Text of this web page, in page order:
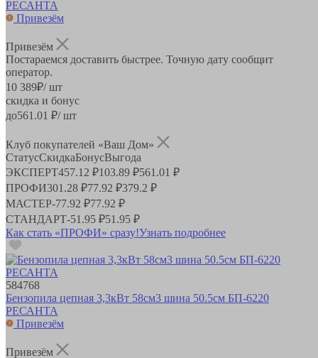
РЕСАНТА
Привезём
Привезём
Постараемся доставить быстрее. Точную дату сообщит
оператор.
10 389₽/ шт
скидка и бонус
до561.01 ₽/ шт
Клуб покупателей «Ваш Дом»
СтатусСкидкаБонусВыгода
ЭКСПЕРТ457.12 ₽103.89 ₽561.01 ₽
ПРОФИ301.28 ₽77.92 ₽379.2 ₽
МАСТЕР-77.92 ₽77.92 ₽
СТАНДАРТ-51.95 ₽51.95 ₽
Как стать «ПРОФИ» сразу!Узнать подробнее
584768
Бензопила цепная 3,3кВт 58см3 шина 50.5см БП-6220
РЕСАНТА
Привезём
Привезём